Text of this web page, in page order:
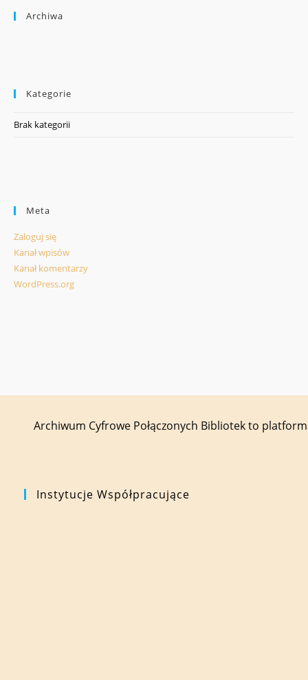
Archiwa
Kategorie
Brak kategorii
Meta
Zaloguj się
Kanał wpisów
Kanał komentarzy
WordPress.org
Archiwum Cyfrowe Połączonych Bibliotek to
Instytucje Współpracujące